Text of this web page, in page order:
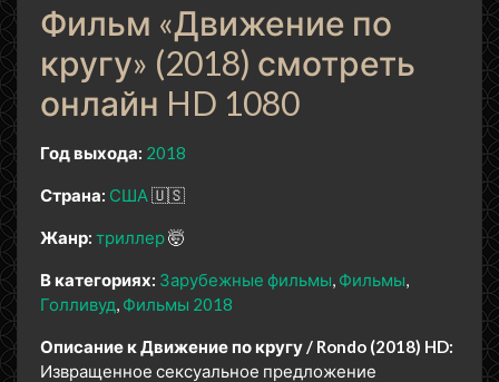
Фильм «Движение по
кругу» (2018) смотреть
онлайн HD 1080
Год выхода: 2018
Страна: США 🇺🇸
Жанр: триллер🤯
В категориях: Зарубежные фильмы Фильмы
Голливуд Фильмы 2018
Описание к Движение по кругу / Rondo (2018) HD:
Извращенное сексуальное предложение